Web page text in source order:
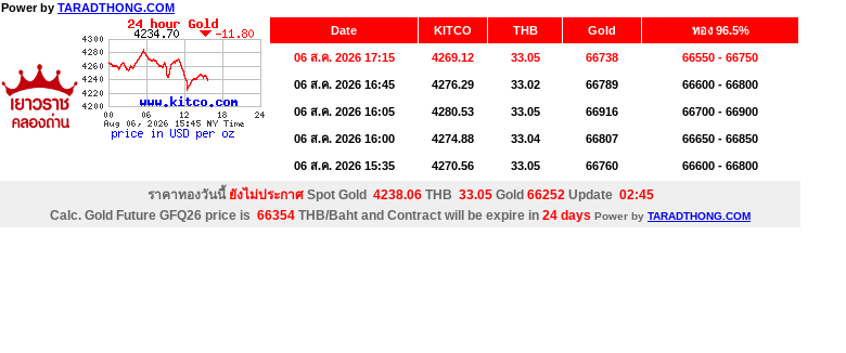
Power by TARADTHONG.COM
Date
KITCO THB Gold ทอง 96.5%
06 ส.ค. 2026 17:15 4269.12 33.05 66738 66550 - 66750
06 ส.ค. 2026 16:45 4276.29 33.02 66789 66600 - 66800
06 ส.ค. 2026 16:05 4280.53 33.05 66916 66700 - 66900
06 ส.ค. 2026 16:00 4274.88 33.04 66807 66650 - 66850
06 ส.ค. 2026 15:35 4270.56 33.05 66760 66600 - 66800
ราคาทองวันนี้ ยังไม่ประกาศSpot Gold 4238.06 THB 33.05 Gold 66252 Update 02:45
Calc. Gold Future GFQ26 price is 66354 THB/Baht and Contract will be expire in 24 days Power by TARADTHONG.COM